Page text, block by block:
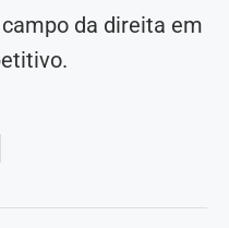
da direita em